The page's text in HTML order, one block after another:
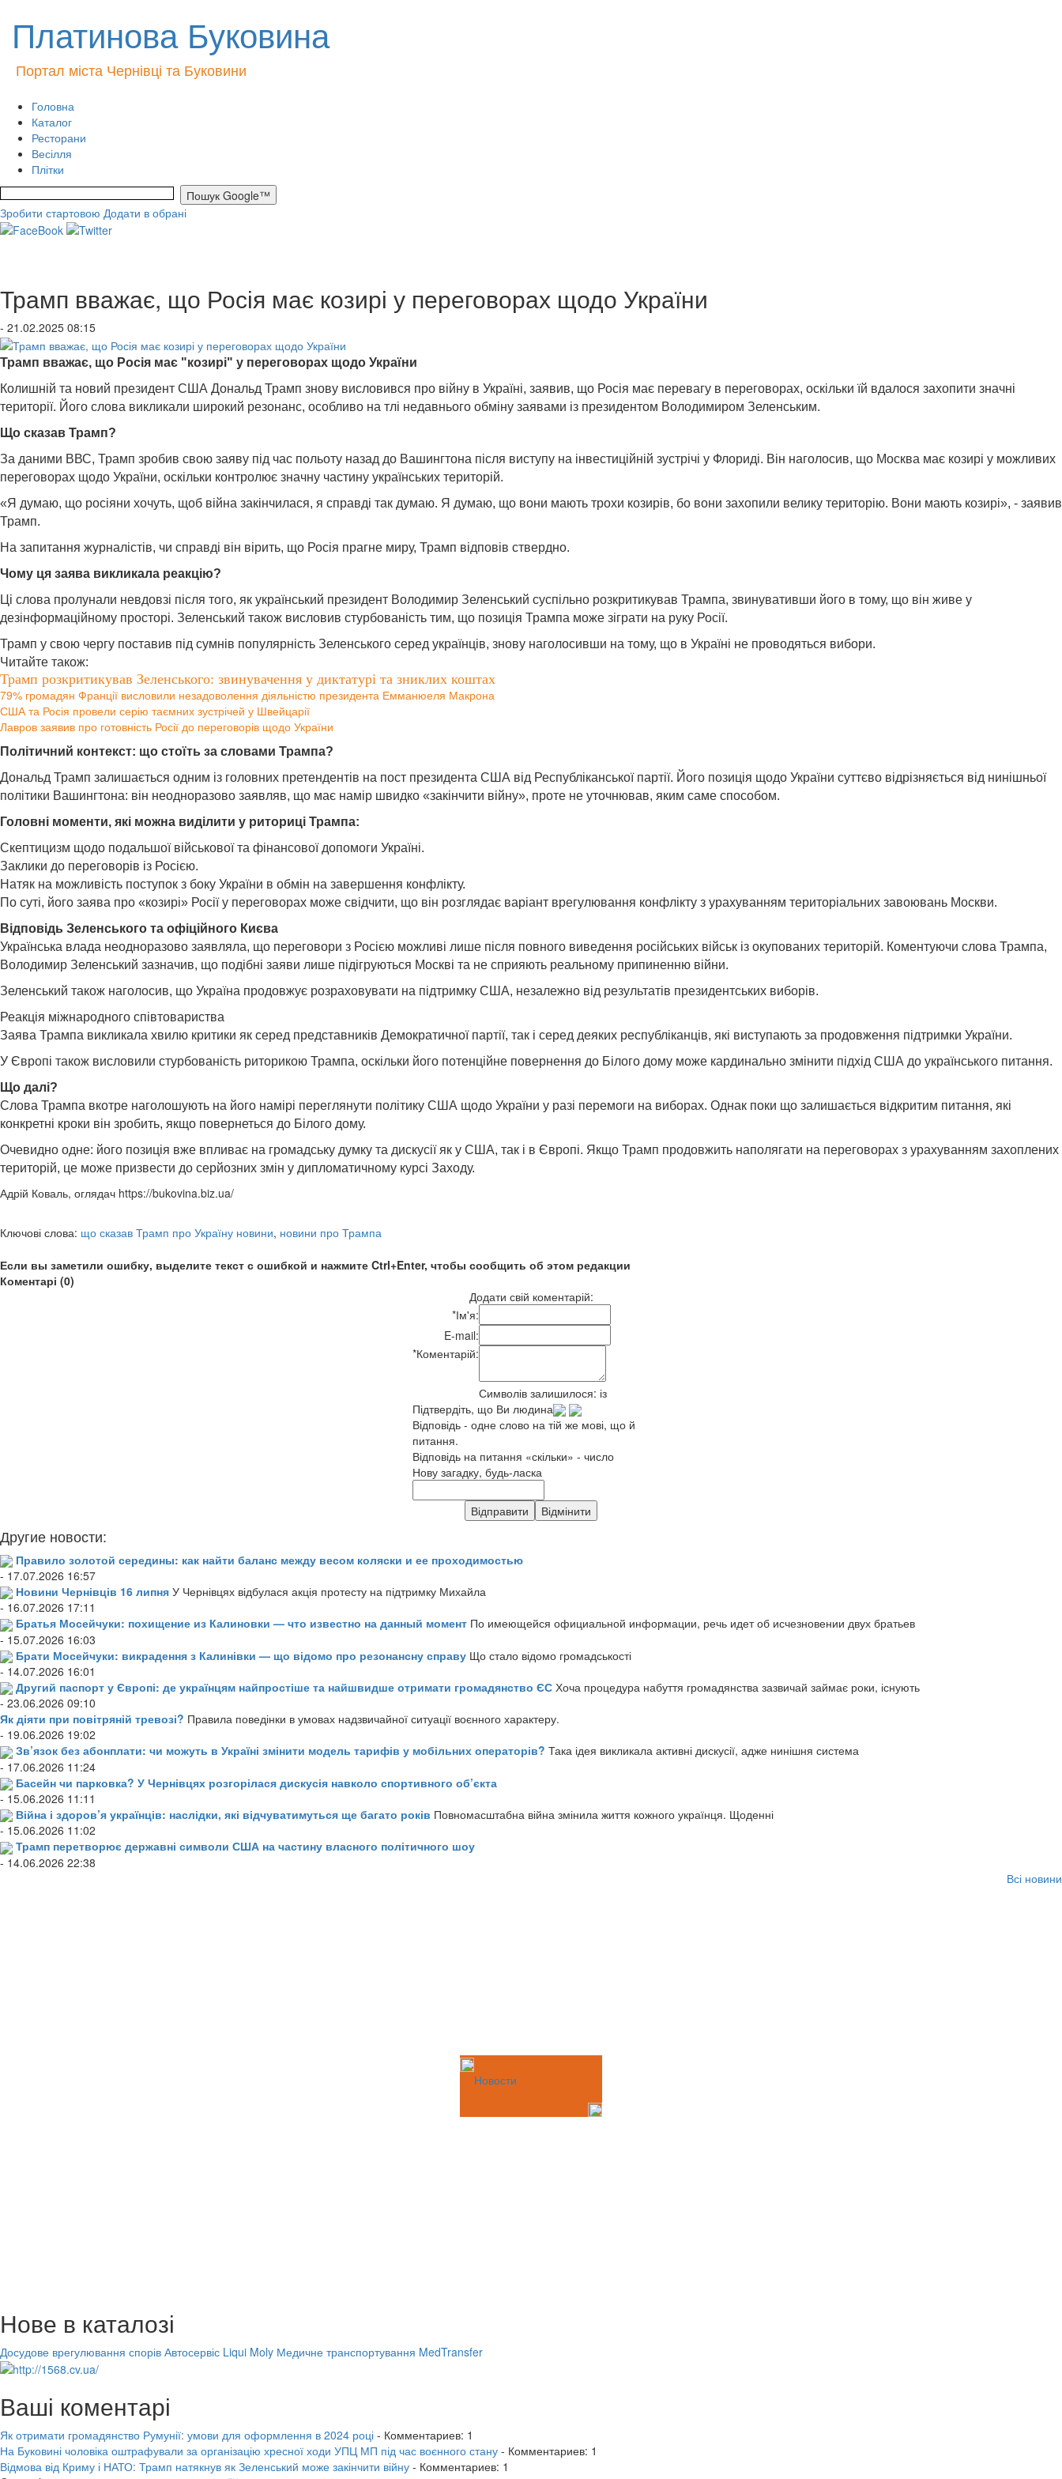
Платинова Буковина
Портал міста Чернівці та Буковини
Головна
Каталог
Ресторани
Весілля
Плітки
Зробити стартовою Додати в обрані
Трамп вважає, що Росія має козирі у переговорах щодо України
- 21.02.2025 08:15
Трамп вважає, що Росія має "козирі" у переговорах щодо України
Колишній та новий президент США Дональд Трамп знову висловився про війну в Україні, заявив, що Росія має перевагу в переговорах, оскільки їй вдалося захопити значні
території. Його слова викликали широкий резонанс, особливо на тлі недавнього обміну заявами із президентом Володимиром Зеленським.
Що сказав Трамп?
За даними ВВС, Трамп зробив свою заяву під час польоту назад до Вашингтона після виступу на інвестиційній зустрічі у Флориді. Він наголосив, що Москва має козирі у можливих
переговорах щодо України, оскільки контролює значну частину українських територій.
«Я думаю, що росіяни хочуть, щоб війна закінчилася, я справді так думаю. Я думаю, що вони мають трохи козирів, бо вони захопили велику територію. Вони мають козирі», - заявив
Трамп.
На запитання журналістів, чи справді він вірить, що Росія прагне миру, Трамп відповів ствердно.
Чому ця заява викликала реакцію?
Ці слова пролунали невдовзі після того, як український президент Володимир Зеленський суспільно розкритикував Трампа, звинувативши його в тому, що він живе у
дезінформаційному просторі. Зеленський також висловив стурбованість тим, що позиція Трампа може зіграти на руку Росії.
Трамп у свою чергу поставив під сумнів популярність Зеленського серед українців, знову наголосивши на тому, що в Україні не проводяться вибори.
Читайте також:
Трамп розкритикував Зеленського: звинувачення у диктатурі та зниклих коштах
79% громадян Франції висловили незадоволення діяльністю президента Емманюеля Макрона
США та Росія провели серію таємних зустрічей у Швейцарії
Лавров заявив про готовність Росії до переговорів щодо України
Політичний контекст: що стоїть за словами Трампа?
Дональд Трамп залишається одним із головних претендентів на пост президента США від Республіканської партії. Його позиція щодо України суттєво відрізняється від нинішньої
політики Вашингтона: він неодноразово заявляв, що має намір швидко «закінчити війну», проте не уточнював, яким саме способом.
Головні моменти, які можна виділити у риториці Трампа:
Скептицизм щодо подальшої військової та фінансової допомоги Україні.
Заклики до переговорів із Росією.
Натяк на можливість поступок з боку України в обмін на завершення конфлікту.
По суті, його заява про «козирі» Росії у переговорах може свідчити, що він розглядає варіант врегулювання конфлікту з урахуванням територіальних завоювань Москви.
Відповідь Зеленського та офіційного Києва
Українська влада неодноразово заявляла, що переговори з Росією можливі лише після повного виведення російських військ із окупованих територій. Коментуючи слова Трампа,
Володимир Зеленський зазначив, що подібні заяви лише підігруються Москві та не сприяють реальному припиненню війни.
Зеленський також наголосив, що Україна продовжує розраховувати на підтримку США, незалежно від результатів президентських виборів.
Реакція міжнародного співтовариства
Заява Трампа викликала хвилю критики як серед представників Демократичної партії, так і серед деяких республіканців, які виступають за продовження підтримки України.
У Європі також висловили стурбованість риторикою Трампа, оскільки його потенційне повернення до Білого дому може кардинально змінити підхід США до українського питання.
Що далі?
Слова Трампа вкотре наголошують на його намірі переглянути політику США щодо України у разі перемоги на виборах. Однак поки що залишається відкритим питання, які
конкретні кроки він зробить, якщо повернеться до Білого дому.
Очевидно одне: його позиція вже впливає на громадську думку та дискусії як у США, так і в Європі. Якщо Трамп продовжить наполягати на переговорах з урахуванням захоплених
територій, це може призвести до серйозних змін у дипломатичному курсі Заходу.
Адрій Коваль, оглядач https://bukovina.biz.ua/
Ключові слова: що сказав Трамп про Україну новини, новини про Трампа
Если вы заметили ошибку, выделите текст с ошибкой и нажмите Ctrl+Enter, чтобы сообщить об этом редакции
Коментарі (0)
Додати свій коментарій:
*Ім'я:
E-mail:
*Коментарій:
Символів залишилося: із
Підтвердіть, що Ви людина
Відповідь - одне слово на тій же мові, що й
питання.
Відповідь на питання «скільки» - число
Нову загадку, будь-ласка
Другие новости:
Правило золотой середины: как найти баланс между весом коляски и ее проходимостью
- 17.07.2026 16:57
Новини Чернівців 16 липня У Чернівцях відбулася акція протесту на підтримку Михайла
- 16.07.2026 17:11
Братья Мосейчуки: похищение из Калиновки — что известно на данный момент По имеющейся официальной информации, речь идет об исчезновении двух братьев
- 15.07.2026 16:03
Брати Мосейчуки: викрадення з Калинівки — що відомо про резонансну справу Що стало відомо громадськості
- 14.07.2026 16:01
Другий паспорт у Європі: де українцям найпростіше та найшвидше отримати громадянство ЄС Хоча процедура набуття громадянства зазвичай займає роки, існують
- 23.06.2026 09:10
Як діяти при повітряній тревозі? Правила поведінки в умовах надзвичайної ситуації воєнного характеру.
- 19.06.2026 19:02
Зв’язок без абонплати: чи можуть в Україні змінити модель тарифів у мобільних операторів? Така ідея викликала активні дискусії, адже нинішня система
- 17.06.2026 11:24
Басейн чи парковка? У Чернівцях розгорілася дискусія навколо спортивного об’єкта
- 15.06.2026 11:11
Війна і здоров’я українців: наслідки, які відчуватимуться ще багато років Повномасштабна війна змінила життя кожного українця. Щоденні
- 15.06.2026 11:02
Трамп перетворює державні символи США на частину власного політичного шоу
- 14.06.2026 22:38
Всі новини
Новости
Нове в каталозі
Досудове врегулювання спорів Автосервіс Liqui Moly Медичне транспортування MedTransfer
Ваші коментарі
Як отримати громадянство Румунії: умови для оформлення в 2024 році - Комментариев: 1
На Буковині чоловіка оштрафували за організацію хресної ходи УПЦ МП під час воєнного стану - Комментариев: 1
Відмова від Криму і НАТО: Трамп натякнув як Зеленський може закінчити війну - Комментариев: 1